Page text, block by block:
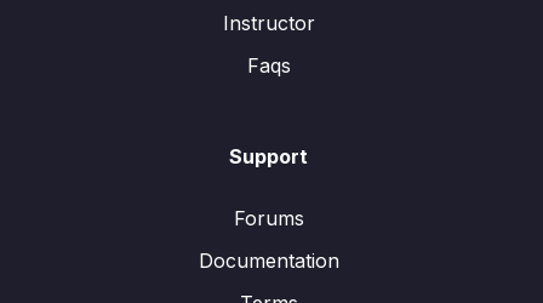
Instructor
Faqs
Support
Forums
Documentation